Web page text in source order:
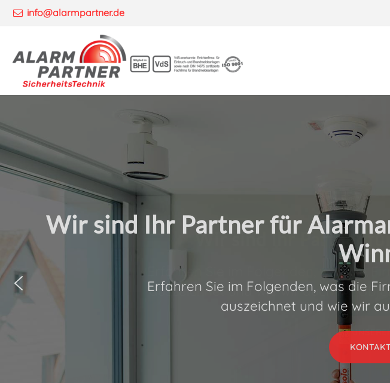
info@alarmpartner.de
Wir sind Ihr Partner
Erfahren Sie im Folgenden, was die
auszeichnet und wie wir auch Ihr
ZU